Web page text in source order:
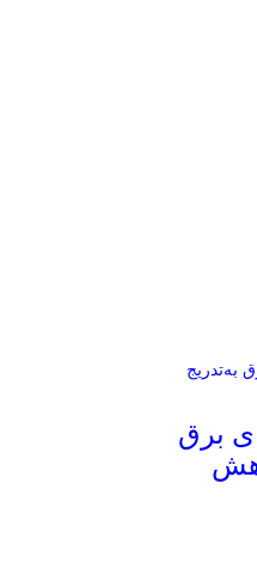
برق